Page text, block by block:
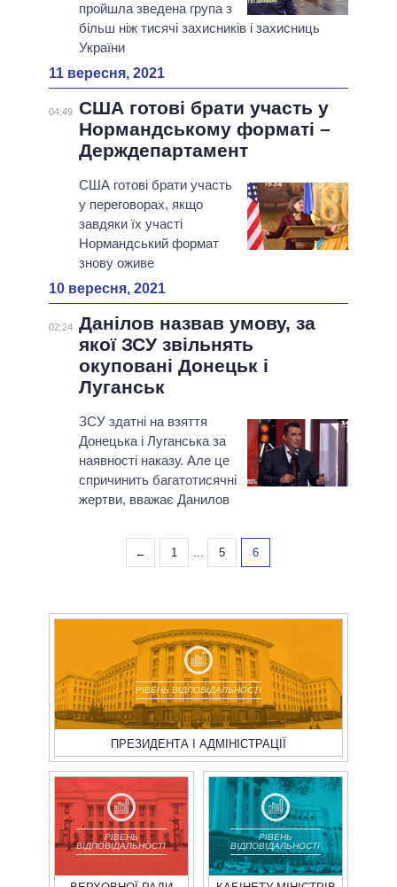
пройшла зведена група з
більш ніж тисячі захисників і захисниць
України
11 вересня, 2021
04:49 США готові брати участь у
Нормандському форматі –
Держдепартамент
США готові брати участь
у переговорах, якщо
завдяки їх участі
Нормандський формат
знову оживе
10 вересня, 2021
02:24 Данілов назвав умову, за
якої ЗСУ звільнять
окуповані Донецьк і
Луганськ
ЗСУ здатні на взяття
Донецька і Луганська за
наявності наказу. Але це
спричинить багатотисячні
жертви, вважає Данилов
← 1 ... 5 6
РІВЕНЬ ВІДПОВІДАЛЬНОСТІ
ПРЕЗИДЕНТА І АДМІНІСТРАЦІЇ
РІВЕНЬ
ВІДПОВІДАЛЬНОСТІ
РІВЕНЬ
ВІДПОВІДАЛЬНОСТІ